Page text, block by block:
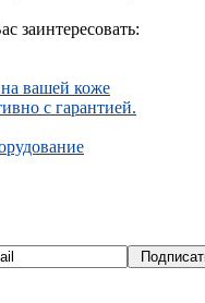
заинтересовать:
вашей коже
с гарантией.